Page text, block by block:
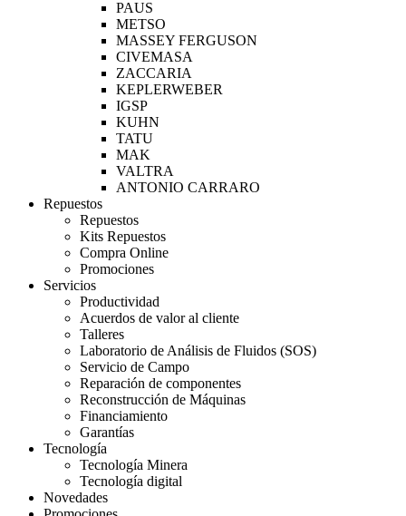
PAUS
METSO
MASSEY FERGUSON
CIVEMASA
ZACCARIA
KEPLERWEBER
IGSP
KUHN
TATU
MAK
VALTRA
ANTONIO CARRARO
Repuestos
Repuestos
Kits Repuestos
Compra Online
Promociones
Servicios
Productividad
Acuerdos de valor al cliente
Talleres
Laboratorio de Análisis de Fluidos (SOS)
Servicio de Campo
Reparación de componentes
Reconstrucción de Máquinas
Financiamiento
Garantías
Tecnología
Tecnología Minera
Tecnología digital
Novedades